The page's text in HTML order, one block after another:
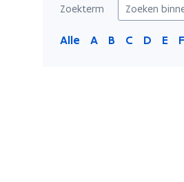
Zoekterm
Alle A B C D E F